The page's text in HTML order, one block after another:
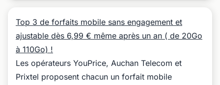
Top 3 de forfaits mobile sans engagement et
ajustable dès 6,99 € même après un an ( de 20Go
à 110Go) !
Les opérateurs YouPrice, Auchan Telecom et
Prixtel proposent chacun un forfait mobile